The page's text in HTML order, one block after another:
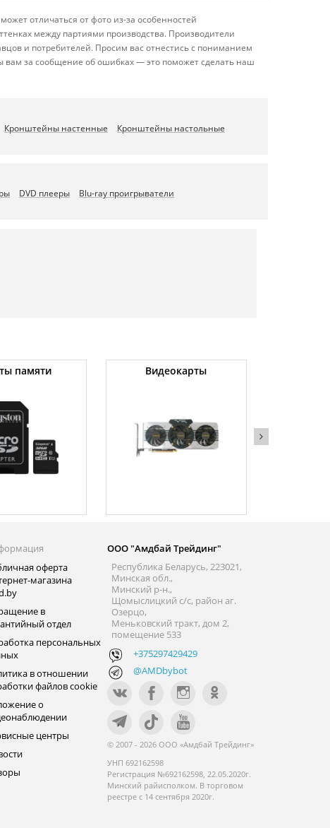
отличаться от фото из-за особенностей
между партиями производства. Производители
и потребителей. Просим вас отнестись с пониманием
вам за сообщение об ошибках — это поможет сделать наш
Кронштейны настенные
Кронштейны настольные
DVD плееры
Blu-ray проигрыватели
памяти Видеокарты
оферта
магазина
в
отдел
персональных
в отношении
файлов cookie
о
центры
ООО "Амдбай Трейдинг"
Республика Беларусь, 223021,
Минская обл.,
Минский р-н.,
Щомыслицкий с/с, район аг.
Озерцо,
Меньковский тракт, дом 2,
помещение 533
+375297429429
@AMDbybot
© 2007 - 2026 ООО «Амдбай Трейдинг»
УНП 692162598
Регистрация №692162598, 22.05.2020г.
Минский райисполком. В торговом
реестре с 14 сентября 2020г.